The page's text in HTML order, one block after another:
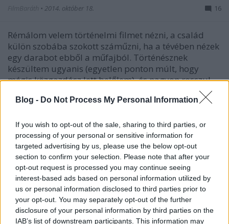
Blog - Do Not Process My Personal Information
If you wish to opt-out of the sale, sharing to third parties, or
processing of your personal or sensitive information for
targeted advertising by us, please use the below opt-out
section to confirm your selection. Please note that after your
opt-out request is processed you may continue seeing
interest-based ads based on personal information utilized by
us or personal information disclosed to third parties prior to
your opt-out. You may separately opt-out of the further
disclosure of your personal information by third parties on the
IAB’s list of downstream participants. This information may
• 2014. október 18. 16
Rémálom velem történelmi filmet nézni, a család
külön szobába szokott száműzni, ha a tévében nézek
egy darabot ebből a műfajból. Történésznek
készültem ugyanis (egyetlen ponton múlt, hogy
mégis közgazdász lett belőlem), és nagyon rosszul
Bizonyíték / Proof (1991)
FilmBaráth•2014. október 18.
Imádok olyan filmeket nézni, amelyekben olyan
színészek játszanak, akik azóta híresek lettek, de a
forgatás idején a kutya sem ismerte őket. Azért
érdemes ilyen - általában nem túl ismert -
alkotásokra rászánni az időt, mert tökéletesen
lemérhető a segítségükkel, hogy az…